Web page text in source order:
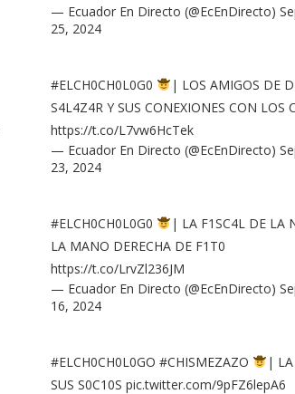
— Ecuador En Directo (@EcEnDirecto)
25, 2024
#ELCH0CH0L0G0
| LOS AMIGOS DE
S4L4Z4R Y SUS CONEXIONES CON LOS
https://t.co/L7vw6HcTek
— Ecuador En Directo (@EcEnDirecto)
23, 2024
#ELCH0CH0L0G0
| LA F1SC4L DE LA
LA MANO DERECHA DE F1T0
https://t.co/LrvZl236JM
— Ecuador En Directo (@EcEnDirecto)
16, 2024
#ELCH0CH0L0GO #CHISMEZAZO
| LA
SUS S0C10S pic.twitter.com/9pFZ6lepA6